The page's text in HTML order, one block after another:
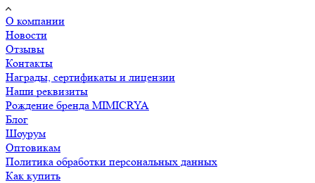
О компании
Новости
Отзывы
Контакты
Награды, сертификаты и лицензии
Наши реквизиты
Рождение бренда MIMICRYA
Блог
Шоурум
Оптовикам
Политика обработки персональных данных
Как купить